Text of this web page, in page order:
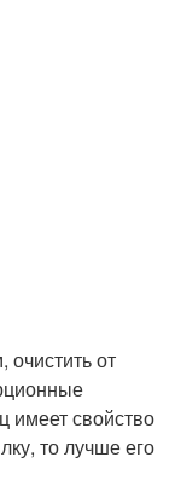
от
имеет свойство
то лучше его